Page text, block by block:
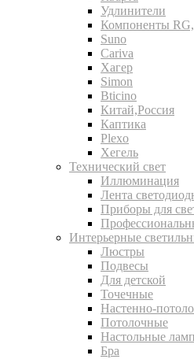
Удлинители
Компоненты
Suno
Cariva
Хагер
Simon
Bticino
Китай,Россия
Каптика
Plexo
Хегель
Технический свет
Иллюминация
Лента
Приборы для
Интерьерные
Люстры
Подвесы
Для детской
Точечные
Настенно-
Потолочные
Настольные
Бра